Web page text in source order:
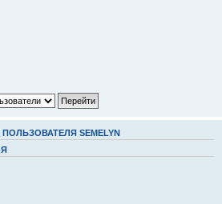
SEMELYN